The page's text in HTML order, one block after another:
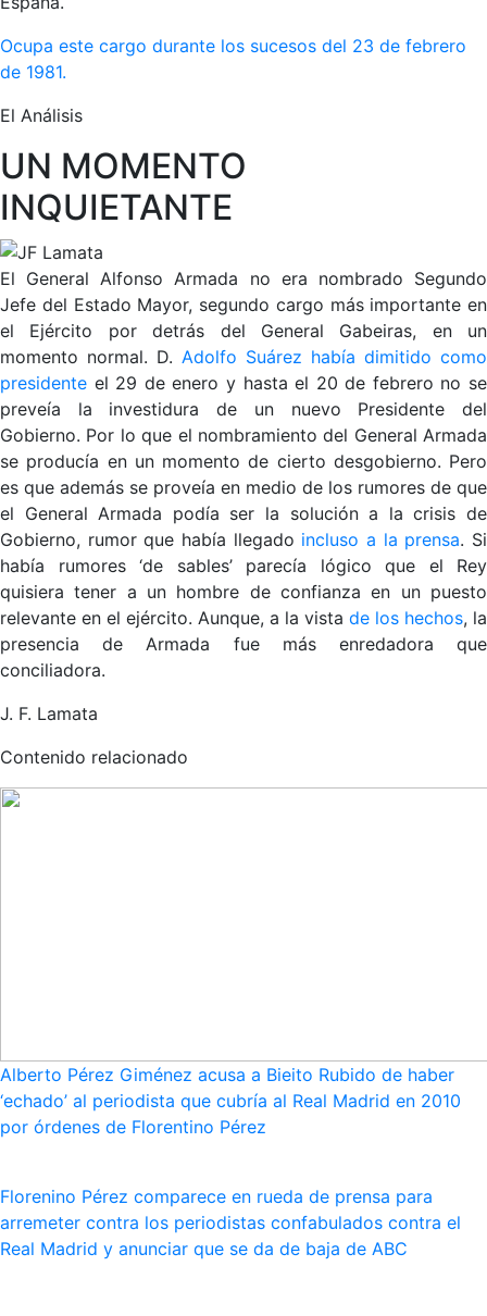
Ocupa este cargo durante los sucesos del 23 de febrero
de 1981.
El Análisis
UN MOMENTO
INQUIETANTE
El General Alfonso Armada no era nombrado Segundo
Jefe del Estado Mayor, segundo cargo más importante en
el Ejército por detrás del General Gabeiras, en un
momento normal. D. Adolfo Suárez había dimitido como
presidente el 29 de enero y hasta el 20 de febrero no se
preveía la investidura de un nuevo Presidente del
Gobierno. Por lo que el nombramiento del General Armada
se producía en un momento de cierto desgobierno. Pero
es que además se proveía en medio de los rumores de que
el General Armada podía ser la solución a la crisis de
Gobierno, rumor que había llegado incluso a la prensa. Si
había rumores ‘de sables’ parecía lógico que el Rey
quisiera tener a un hombre de confianza en un puesto
relevante en el ejército. Aunque, a la vista de los hechos, la
presencia de Armada fue más enredadora que
conciliadora.
J. F. Lamata
Contenido relacionado
Alberto Pérez Giménez acusa a Bieito Rubido de haber
‘echado’ al periodista que cubría al Real Madrid en 2010
por órdenes de Florentino Pérez
Florenino Pérez comparece en rueda de prensa para
arremeter contra los periodistas confabulados contra el
Real Madrid y anunciar que se da de baja de ABC